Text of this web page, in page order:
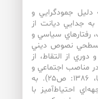
دليل جمودگرايي و
جدايي ديانت از
رفتارهاي سياسي و
سطحي نصوص ديني
از التقاط، از
مناصب اجتماعي و
سياسي امتناع مي‌ورزند (ارشادي‌‌نيا، ۱۳۸۶: ص۲۵). به
احتياط‌‌آميز با